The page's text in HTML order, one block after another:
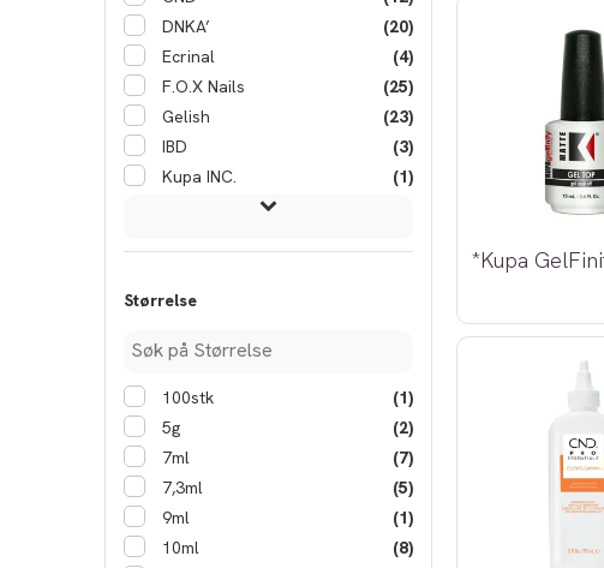
DNKA’
(20)
Ecrinal
(4)
F.O.X Nails
(25)
Gelish
(23)
IBD
(3)
Kupa INC.
(1)
Størrelse
100stk
(1)
5g
(2)
7ml
(7)
7,3ml
(5)
9ml
(1)
10ml
(8)